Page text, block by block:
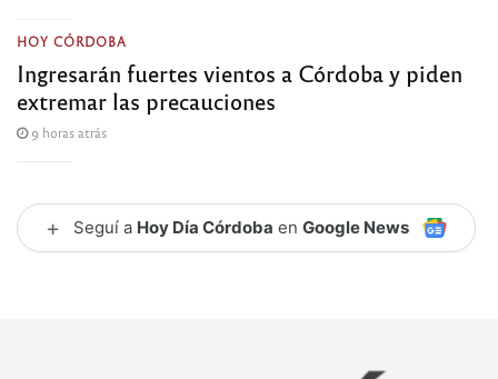
HOY CÓRDOBA
Ingresarán fuertes vientos a Córdoba y piden
extremar las precauciones
9 horas atrás
+ Seguí a Hoy Día Córdoba en Google News